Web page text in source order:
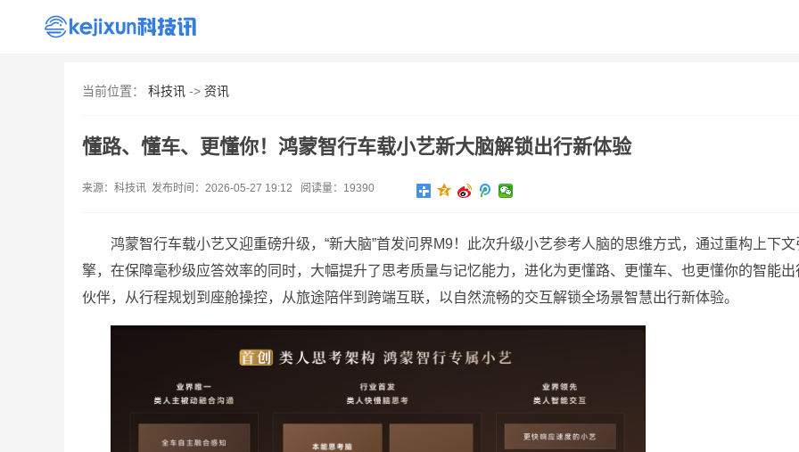
当前位置：
科技讯 -> 资讯
懂路、懂车、更懂你！鸿蒙智行车载小艺新大脑解锁出行新体验
来源：科技讯 发布时间：2026-05-27 19:12 阅读量：19390
鸿蒙智行车载小艺又迎重磅升级，“新大脑”首发问界M9！此次升级小艺参考人脑的思维方式，通过重构上下文
擎，在保障毫秒级应答效率的同时，大幅提升了思考质量与记忆能力，进化为更懂路、更懂车、也更懂你的智能出
伙伴，从行程规划到座舱操控，从旅途陪伴到跨端互联，以自然流畅的交互解锁全场景智慧出行新体验。